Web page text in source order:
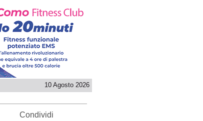
10 Agosto 2026
Condividi